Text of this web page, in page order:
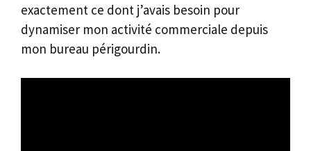
exactement ce dont j’avais besoin pour
dynamiser mon activité commerciale depuis
mon bureau périgourdin.